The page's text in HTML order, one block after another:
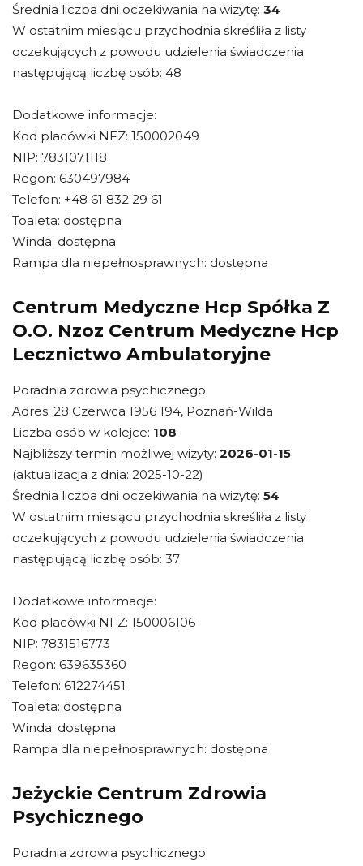
Średnia liczba dni oczekiwania na wizytę: 34
W ostatnim miesiącu przychodnia skreśliła z listy
oczekujących z powodu udzielenia świadczenia
następującą liczbę osób: 48
Dodatkowe informacje:
Kod placówki NFZ: 150002049
NIP: 7831071118
Regon: 630497984
Telefon: +48 61 832 29 61
Toaleta: dostępna
Winda: dostępna
Rampa dla niepełnosprawnych: dostępna
Centrum Medyczne Hcp Spółka Z
O.O. Nzoz Centrum Medyczne Hcp
Lecznictwo Ambulatoryjne
Poradnia zdrowia psychicznego
Adres: 28 Czerwca 1956 194, Poznań-Wilda
Liczba osób w kolejce: 108
Najbliższy termin możliwej wizyty: 2026-01-15
(aktualizacja z dnia: 2025-10-22)
Średnia liczba dni oczekiwania na wizytę: 54
W ostatnim miesiącu przychodnia skreśliła z listy
oczekujących z powodu udzielenia świadczenia
następującą liczbę osób: 37
Dodatkowe informacje:
Kod placówki NFZ: 150006106
NIP: 7831516773
Regon: 639635360
Telefon: 612274451
Toaleta: dostępna
Winda: dostępna
Rampa dla niepełnosprawnych: dostępna
Jeżyckie Centrum Zdrowia
Psychicznego
Poradnia zdrowia psychicznego